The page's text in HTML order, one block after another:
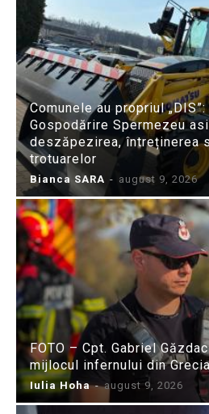
Comunele au propriul
Gospodărire Spermezeu
deszăpezirea, întreținerea
trotuarelor
Bianca SARA - august 9, 2026
FOTO – Cpt. Gabriel
mijlocul infernului din
Iulia Hoha - august 9, 2026